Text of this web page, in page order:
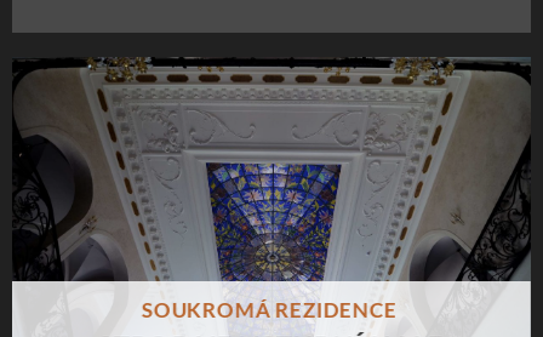
SOUKROMÁ REZIDENCE